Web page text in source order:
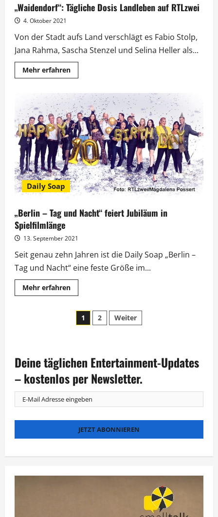
„Waidendorf“: Tägliche Dosis Landleben auf RTLzwei
4. Oktober 2021
Von der Stadt aufs Land verschlägt es Fabio Stolp,
Jana Rahma, Sascha Stenzel und Selina Heller als...
Mehr erfahrenMehr
Informationen
Tägliche
Dosis
Landleben
auf
RTLzwei
Daily Soap
„Berlin – Tag und Nacht“ feiert Jubiläum in
Spielfilmlänge
13. September 2021
Seit genau zehn Jahren ist die Daily Soap „Berlin –
Tag und Nacht“ eine feste Größe im...
Mehr erfahrenMehr
Informationen
und
Spielfilmlänge
Seitennummerierung
Beiträge
1 2 Weiter
Deine täglichen Entertainment-Updates
– kostenlos per Newsletter.